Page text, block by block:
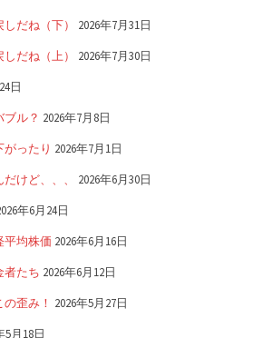
だね（下） 2026年7月31日
だね（上） 2026年7月30日
日
ル？ 2026年7月8日
ったり 2026年7月1日
けど、、、 2026年6月30日
年6月24日
平均株価 2026年6月16日
者たち 2026年6月12日
歪み！ 2026年5月27日
5月18日